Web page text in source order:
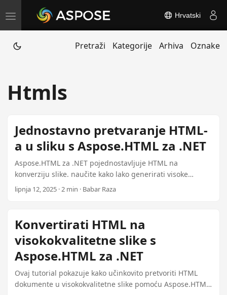
T
o
g
e
n
Hrvatski
Pretraži Kategorije Arhiva Oznake
Htmls
Jednostavno pretvaranje HTML-
a u sliku s Aspose.HTML za .NET
Aspose.HTML za .NET pojednostavljuje HTML na
konverziju slike. naučite kako lako generirati visoke
kvalitete slika iz HTML sadržaja s ovom moćnom
knjižnicom.
lipnja 12, 2025 · 2 min · Babar Raza
Konvertirati HTML na
visokokvalitetne slike s
Aspose.HTML za .NET
Ovaj tutorial pokazuje kako učinkovito pretvoriti HTML
dokumente u visokokvalitetne slike pomoću Aspose.HTML